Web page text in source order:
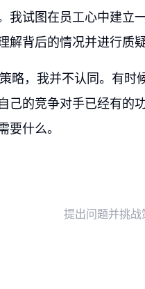
我试图在员工心中建立
解背后的情况并进行质疑
略，我并不认同。有时
己的竞争对手已经有的
要什么。
提出问题并挑战